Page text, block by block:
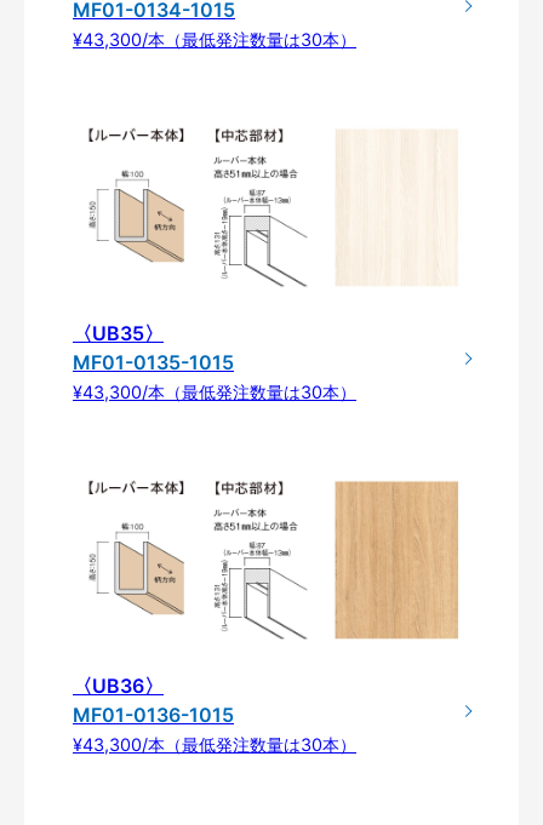
MF01-0134-1015
¥43,300/本（最低発注数量は30本）
〈UB35〉
MF01-0135-1015
¥43,300/本（最低発注数量は30本）
〈UB36〉
MF01-0136-1015
¥43,300/本（最低発注数量は30本）